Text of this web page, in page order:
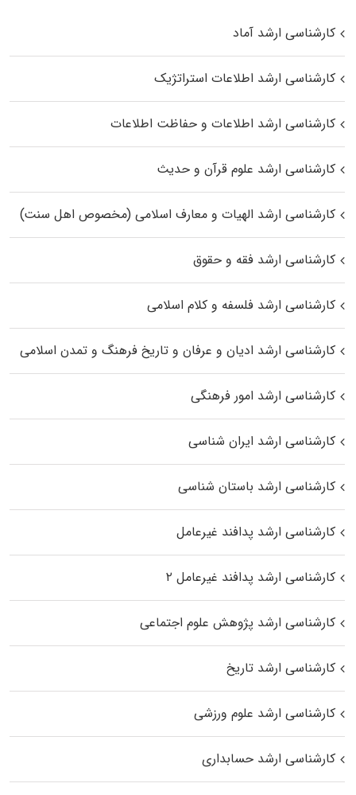
کارشناسی ارشد آماد
کارشناسی ارشد اطلاعات استراتژیک
کارشناسی ارشد اطلاعات و حفاظت اطلاعات
کارشناسی ارشد علوم قرآن و حدیث
کارشناسی ارشد الهیات و معارف اسلامی (مخصوص اهل سنت)
کارشناسی ارشد فقه و حقوق
کارشناسی ارشد فلسفه و کلام اسلامی
کارشناسی ارشد ادیان و عرفان و تاریخ فرهنگ و تمدن اسلامی
کارشناسی ارشد امور فرهنگی
کارشناسی ارشد ایران شناسی
کارشناسی ارشد باستان شناسی
کارشناسی ارشد پدافند غیرعامل
کارشناسی ارشد پدافند غیرعامل ۲
کارشناسی ارشد پژوهش علوم اجتماعی
کارشناسی ارشد تاریخ
کارشناسی ارشد علوم ورزشی
کارشناسی ارشد حسابداری